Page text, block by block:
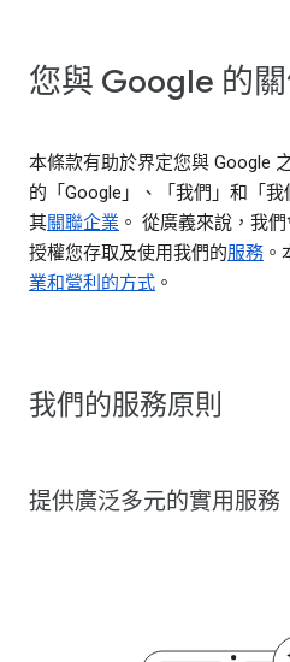
您與 Google 的
本條款有助於界定您與 Google
的「Google」、「我們」和「
其關聯企業 。 從廣義來說，我
授權您存取及使用我們的服務 。
業和營利的方式 。
我們的服務原則
提供廣泛多元的實用服務